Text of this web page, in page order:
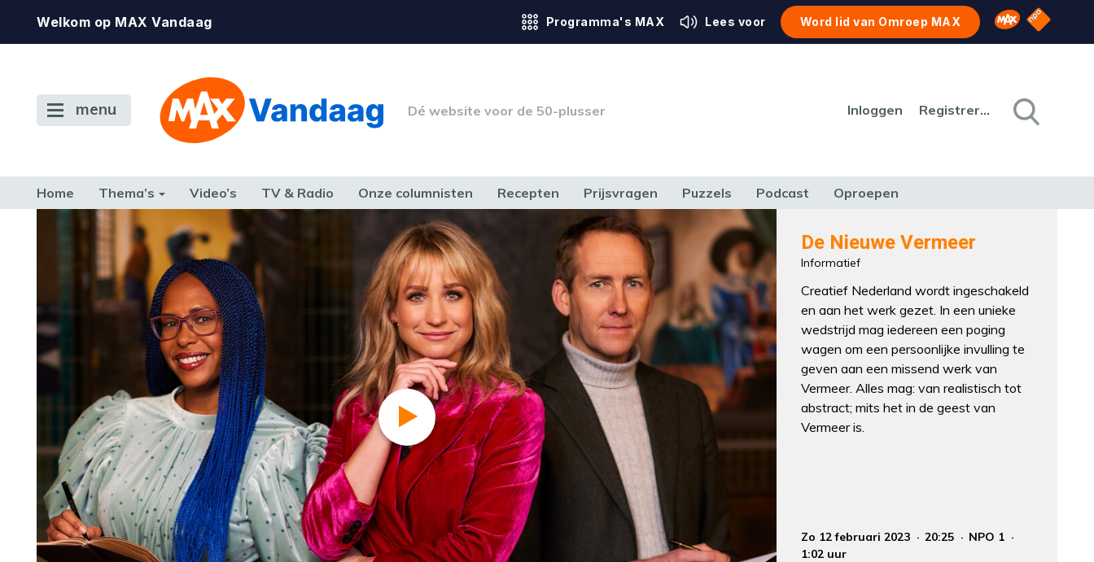
Welkom op MAX Vandaag Programma's MAX Lees voor Word lid van Omroep MAX Omroep MAX
NPO
menu Dé website voor de 50-plusser Inloggen Registreren
Home Thema’s Video’s TV & Radio Onze columnisten Recepten Prijsvragen Puzzels Podcast Oproepen
CONSUMENT ETEN & DRINKEN FAMILIE & RELATIE GELD, WERK & RECHT GEZONDHEID & SPORT HUIS, TUIN & HOBBY MEDIA & CULTUUR
TERUG NAAR TOEN De Nieuwe Vermeer
Informatief
Creatief Nederland wordt ingeschakeld
en aan het werk gezet. In een unieke
wedstrijd mag iedereen een poging
wagen om een persoonlijke invulling te
geven aan een missend werk van
Vermeer. Alles mag: van realistisch tot
abstract; mits het in de geest van
Vermeer is.
Zo 12 februari 2023 20:25
NPO 1
1:02 uur